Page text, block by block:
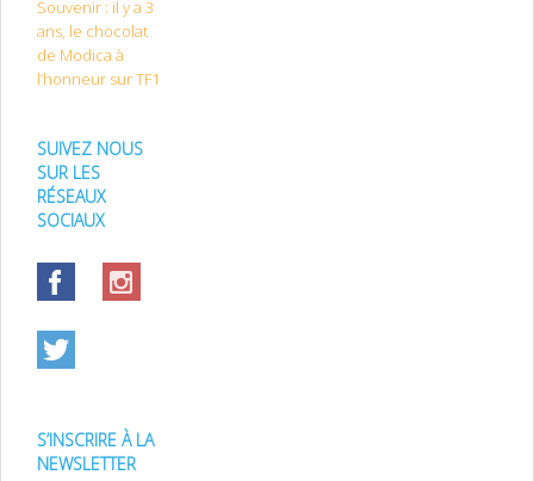
Souvenir : il y a 3
ans, le chocolat
de Modica à
l’honneur sur TF1
SUIVEZ NOUS
SUR LES
RÉSEAUX
SOCIAUX
S’INSCRIRE À LA
NEWSLETTER